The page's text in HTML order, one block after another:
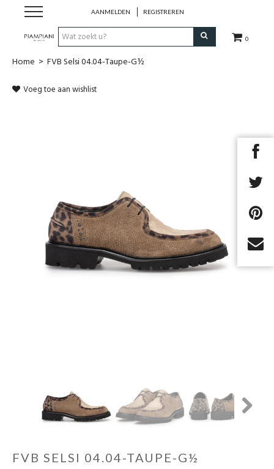
0
AANMELDEN REGISTREREN
Nieuwe Collectie
Merken
Outlet
Home > FVB Selsi 04.04-Taupe-G½
Voeg toe aan wishlist
Next
FVB SELSI 04.04-TAUPE-G½